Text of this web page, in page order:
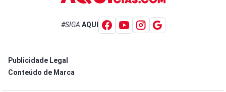
#SIGA AQUI
Publicidade Legal
Conteúdo de Marca